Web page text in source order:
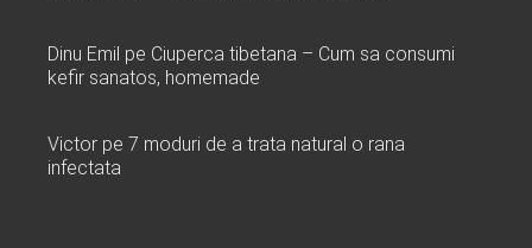
Dinu Emil pe Ciuperca tibetana – Cum sa consumi
kefir sanatos, homemade
Victor pe 7 moduri de a trata natural o rana
infectata